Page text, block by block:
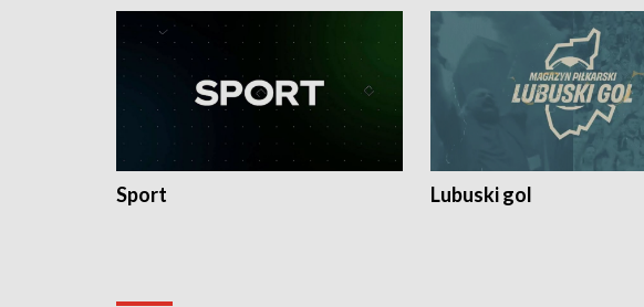
Sport Lubuski gol